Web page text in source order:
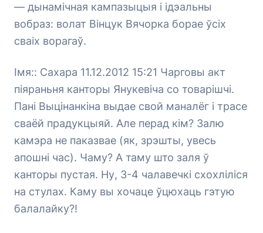
— дынамічная кампазыцыя і ідэальны
вобраз: волат Вінцук Вячорка борае ўсіх
сваіх ворагаў.
Імя:: Сахара 11.12.2012 15:21 Чарговы акт
піяраньня канторы Янукевіча со товарішчі.
Пані Выцінанкіна выдае свой маналёг і трасе
сваёй прадукцыяй. Але перад кім? Залю
камэра не паказвае (як, зрэшты, увесь
апошні час). Чаму? А таму што заля ў
канторы пустая. Ну, 3-4 чалавечкі схохліліся
на стулах. Каму вы хочаце ўцюхаць гэтую
балалайку?!